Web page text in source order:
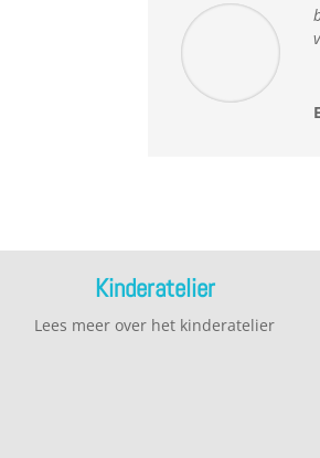
Kinderatelier
Lees meer over het kinderatelier